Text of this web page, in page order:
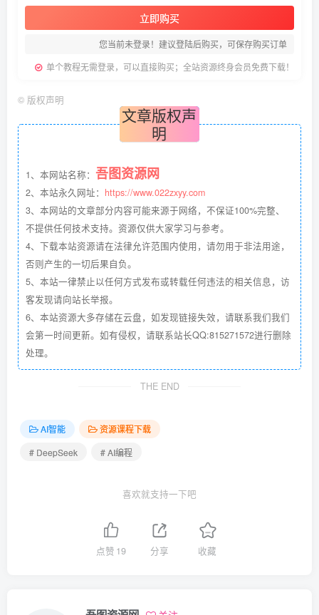
立即购买
您当前未登录！建议登陆后购买，可保存购买订单
单个教程无需登录，可以直接购买；全站资源终身会员免费下载！
© 版权声明
文章版权声
明
1、本网站名称： 吾图资源网
2、本站永久网址： https://www.022zxyy.com
3、本网站的文章部分内容可能来源于网络，不保证100%完整、
不提供任何技术支持。资源仅供大家学习与参考。
4、下载本站资源请在法律允许范围内使用，请勿用于非法用途，
否则产生的一切后果自负。
5、本站一律禁止以任何方式发布或转载任何违法的相关信息，访
客发现请向站长举报。
6、本站资源大多存储在云盘，如发现链接失效，请联系我们我们
会第一时间更新。如有侵权，请联系站长QQ:815271572进行删除
处理。
THE END
AI智能
资源课程下载
# DeepSeek
# AI编程
喜欢就支持一下吧
点赞 19 分享 收藏